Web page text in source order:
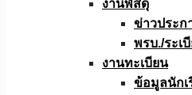
งานพัสดุ
ข่าวประก
พรบ./ระเ
งานทะเบียน
ข้อมูลนักเ